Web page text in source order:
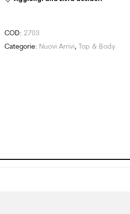
COD: 2703
Categorie: Nuovi Arrivi,Top & Body